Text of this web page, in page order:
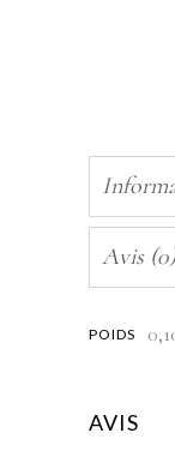
Avis (0)
POIDS
AVIS